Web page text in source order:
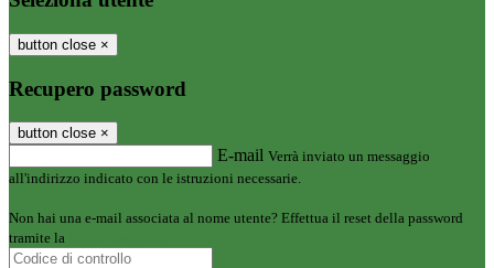
button close ×
Recupero password
button close ×
E-mail Verrà inviato un messaggio
all'indirizzo indicato con le istruzioni necessarie.
Non hai una e-mail associata al nome utente? Effettua il reset della password
tramite la